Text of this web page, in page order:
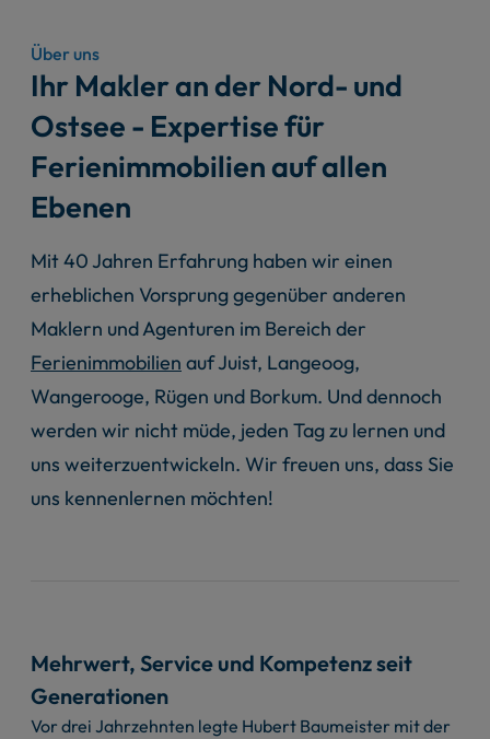
Über uns
Ihr Makler an der Nord- und
Ostsee - Expertise für
Ferienimmobilien auf allen
Ebenen
Mit 40 Jahren Erfahrung haben wir einen
erheblichen Vorsprung gegenüber anderen
Maklern und Agenturen im Bereich der
Ferienimmobilien auf Juist, Langeoog,
Wangerooge, Rügen und Borkum. Und dennoch
werden wir nicht müde, jeden Tag zu lernen und
uns weiterzuentwickeln. Wir freuen uns, dass Sie
uns kennenlernen möchten!
Mehrwert, Service und Kompetenz seit
Generationen
Vor drei Jahrzehnten legte Hubert Baumeister mit der